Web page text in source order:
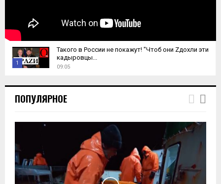
1
h
u
y
Такого в России не покажут! "Чтоб они Zдохли эти
кадыровцы...
09:05
ПОПУЛЯРНОЕ